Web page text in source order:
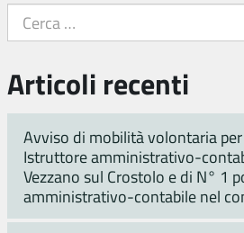
Articoli recenti
Avviso di mobilità volontaria
Istruttore amministrativo-
Vezzano sul Crostolo e di N° 1
amministrativo-contabile nel